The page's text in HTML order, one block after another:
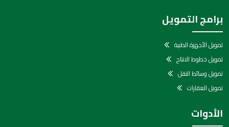
برامج التمويل
تمويل الأجهزة الطبية
تمويل خطوط الانتاج
تمويل وسائط النقل
تمويل العقارات
الأدوات